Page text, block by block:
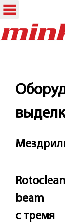
h
c
beam
с тремя